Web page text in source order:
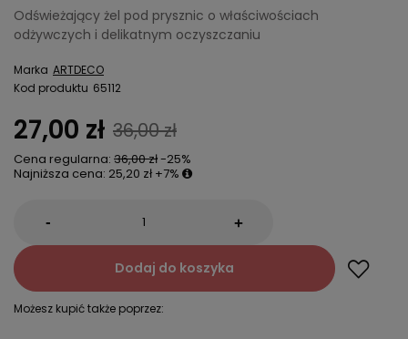
Odświeżający żel pod prysznic o właściwościach
odżywczych i delikatnym oczyszczaniu
Marka ARTDECO
Kod produktu 65112
27,00 zł 36,00 zł
Cena regularna: 36,00 zł-25%
Najniższa cena: 25,20 zł +7%
- +
Dodaj do koszyka
Możesz kupić także poprzez: